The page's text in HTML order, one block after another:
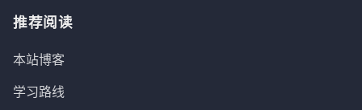
推荐阅读
本站博客
学习路线